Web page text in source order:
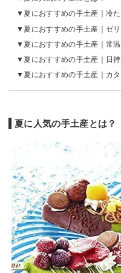
夏におすすめの手土産｜冷
夏におすすめの手土産｜ゼリ
夏におすすめの手土産｜常
夏におすすめの手土産｜日持
夏におすすめの手土産｜カ
夏に人気の手土産とは？